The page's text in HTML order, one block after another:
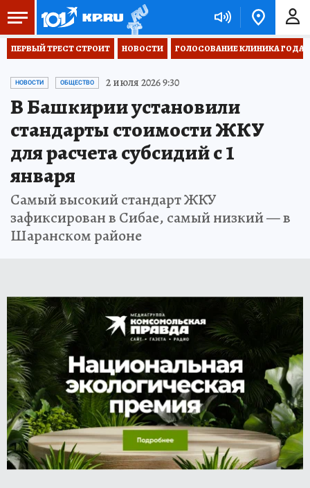
ПЕРВЫЙ ТРЕСТ СТРОИТ НОВОСТИ ГОЛОСОВАНИЕ КЛИНИКА ГОДА
НОВОСТИ ОБЩЕСТВО 2 июля 2026 9:30
В Башкирии установили
стандарты стоимости ЖКУ
для расчета субсидий с 1
января
Самый высокий стандарт ЖКУ
зафиксирован в Сибае, самый низкий — в
Шаранском районе